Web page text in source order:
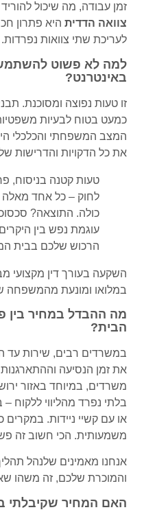
זמן עבודה, מה שיכול
צוואה הדדית היא פתרון
לעריכת שתי צוואות נפרדות.
למה לא פשוט
באינטרנט?
זו טעות נפוצה ומסוכנת.
כמעט בטוח לבעיות
המצב המשפחתי והכלכלי
את כל הדקויות והדרישות
טעות קטנה בניסוח,
לחוק – כל אחד מאלה
כולה. התוצאה?
עוגמת נפש בין
הרכוש שלכם בבית
השקעה בעורך דין מקצועי
במלואו ומונעת מהמשפחה
מה ההבדל במחיר בין
הבית?
במשרדים רבים, שירות
את זמן הנסיעה
משרדים, במיוחד באזור
בלתי נפרד מהליווי ללקוח
או עם קשיי ניידות.
משמעותית. הכי חשוב זה
אנחנו מאמינים שלנהל
והמוכרת שלכם, זה משהו
האם המחיר שקיבלתי